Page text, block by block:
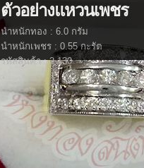
ตัวอย่างแหวนเพชร
นำหนักทอง : 6.0 กรัม
นำหนักเพชร : 0.55 กะรัต
รหัสสินค้า : 2-130